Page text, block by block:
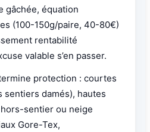
gâchée, équation
(100-150g/paire, 40-80€)
rentabilité
valable s’en passer.
protection : courtes
damés), hautes
sentier ou neige
Gore-Tex,